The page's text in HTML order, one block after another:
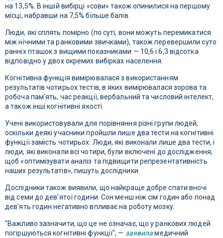
на 13,5%. В іншій вибірці «сови» також опинилися на першому
місці, набравши на 7,5% більше балів.
Люди, які сплять помірно (по суті, вони можуть перемикатися
між нічними та ранковими звичками), також перевершили суто
ранніх пташок з вищими показниками — 10,6 і 6,3 відсотка
відповідно у двох окремих вибірках населення.
Когнітивна функція вимірювалася з використанням
результатів чотирьох тестів, в яких вимірювалася зорова та
робоча пам'ять, час реакції, вербальний та числовий інтелект,
а також інші когнітивні якості.
Учені використовували для порівняння різні групи людей,
оскільки деякі учасники пройшли лише два тести на когнітивні
функції замість чотирьох. Люди, які виконали лише два тести, і
люди, які виконали всі чотири, були включені до дослідження,
щоб «оптимізувати аналіз та підвищити репрезентативність
наших результатів», пишуть дослідники.
Дослідники також виявили, що найкраще добре спати вночі
від семи до дев'ятої години. Сон менш ніж сім годин або понад
дев'ять годин негативно впливає на роботу мозку.
"Важливо зазначити, що це не означає, що у ранкових людей
погіршуються когнітивні функції", — заявиламедичний